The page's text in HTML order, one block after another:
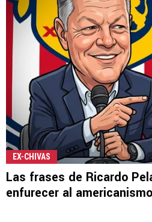
EX-CHIVAS
Las frases de Ricardo
enfurecer al americanismo